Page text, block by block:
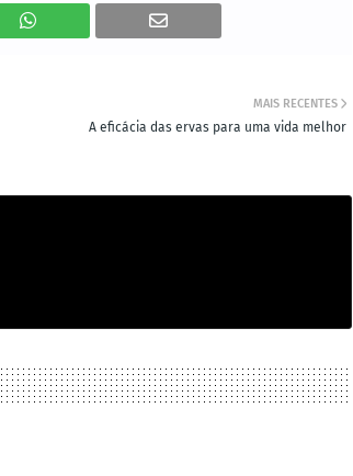
MAIS RECENTES
A eficácia das ervas para uma vida melhor